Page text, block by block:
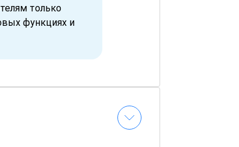
только
функциях и